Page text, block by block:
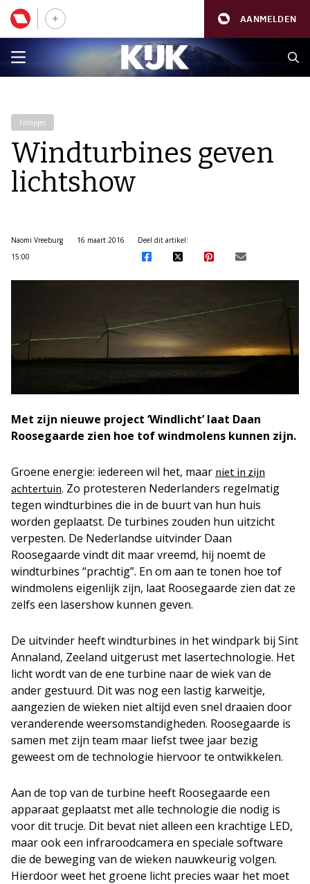
AANMELDEN
Filmpjes
Windturbines geven
lichtshow
Naomi Vreeburg
16 maart 2016
15:00
Deel dit artikel:
Met zijn nieuwe project ‘Windlicht’ laat Daan
Roosegaarde zien hoe tof windmolens kunnen zijn.
Groene energie: iedereen wil het, maar niet in zijn
achtertuin. Zo protesteren Nederlanders regelmatig
tegen windturbines die in de buurt van hun huis
worden geplaatst. De turbines zouden hun uitzicht
verpesten. De Nederlandse uitvinder Daan
Roosegaarde vindt dit maar vreemd, hij noemt de
windturbines “prachtig”. En om aan te tonen hoe tof
windmolens eigenlijk zijn, laat Roosegaarde zien dat ze
zelfs een lasershow kunnen geven.
De uitvinder heeft windturbines in het windpark bij Sint
Annaland, Zeeland uitgerust met lasertechnologie. Het
licht wordt van de ene turbine naar de wiek van de
ander gestuurd. Dit was nog een lastig karweitje,
aangezien de wieken niet altijd even snel draaien door
veranderende weersomstandigheden. Roosegaarde is
samen met zijn team maar liefst twee jaar bezig
geweest om de technologie hiervoor te ontwikkelen.
Aan de top van de turbine heeft Roosegaarde een
apparaat geplaatst met alle technologie die nodig is
voor dit trucje. Dit bevat niet alleen een krachtige LED,
maar ook een infraroodcamera en speciale software
die de beweging van de wieken nauwkeurig volgen.
Hierdoor weet het groene licht precies waar het moet